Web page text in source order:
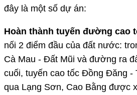
đây là một số dự án:
Hoàn thành tuyến đường cao
nối 2 điểm đầu của đất nước:
Cà Mau - Đất Mũi và đường ra
cuối, tuyến cao tốc Đồng Đăng -
qua Lạng Sơn, Cao Bằng được